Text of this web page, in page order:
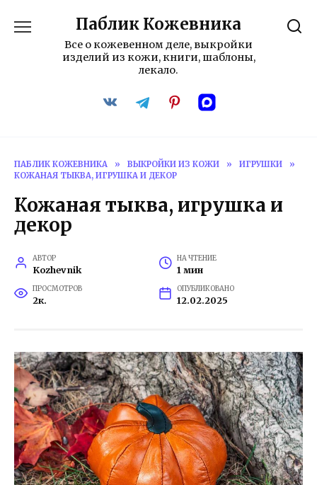
содержанию
Паблик Кожевника
Все о кожевенном деле, выкройки
изделий из кожи, книги, шаблоны,
лекало.
ПАБЛИК КОЖЕВНИКА » ВЫКРОЙКИ ИЗ КОЖИ » ИГРУШКИ
»
КОЖАНАЯ ТЫКВА, ИГРУШКА И ДЕКОР
Кожаная тыква, игрушка и
декор
АВТОР
Kozhevnik
НА ЧТЕНИЕ
1 мин
ПРОСМОТРОВ
2к.
ОПУБЛИКОВАНО
12.02.2025